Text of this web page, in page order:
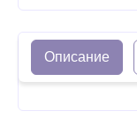
Описание